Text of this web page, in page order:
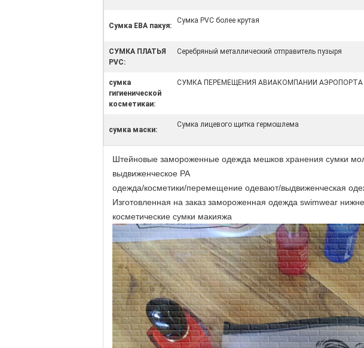
Сумка ЕВА пакуя:
Сумка PVC более крутая
СУМКА ПЛАТЬЯ
PVC:
Серебряный металлический отправитель пузыря
сумка
гигиенической
косметикаи:
СУМКА ПЕРЕМЕЩЕНИЯ АВИАКОМПАНИИ АЭРОПОРТА
сумка маски:
Сумка лицевого щитка гермошлема
Штейновые замороженные одежда мешков хранения сумки
выдвиженческое PA
одежда/косметики/перемещение одевают/выдвиженческая
Изготовленная на заказ замороженная одежда swimwear
косметические сумки макияжа